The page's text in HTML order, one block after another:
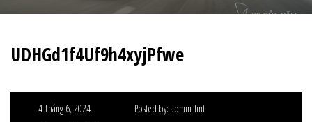
UDHGd1f4Uf9h4xyjPfwe
4 Tháng 6, 2024 Posted by: admin-hnt